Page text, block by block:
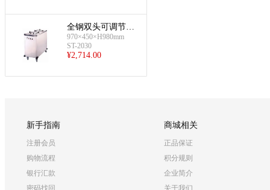
全钢双头可调节暖
碟车
970×450×H980mm
ST-2030
¥2,714.00
新手指南
注册会员
购物流程
银行汇款
密码找回
商城相关
正品保证
积分规则
企业简介
关于我们